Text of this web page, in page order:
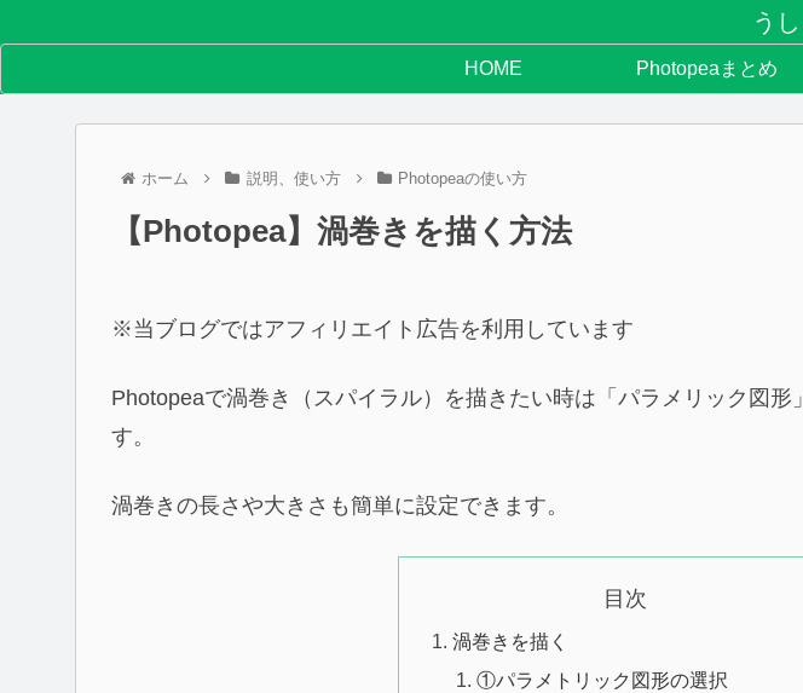
う
HOME Photopeaまとめ
ホーム 説明、使い方 Photopeaの使い方
【Photopea】渦巻きを描く方法
※当ブログではアフィリエイト広告を利用しています
Photopeaで渦巻き（スパイラル）を描きたい時は「パラメリック図形
す。
渦巻きの長さや大きさも簡単に設定できます。
目次
渦巻きを描く
①パラメトリック図形の選択